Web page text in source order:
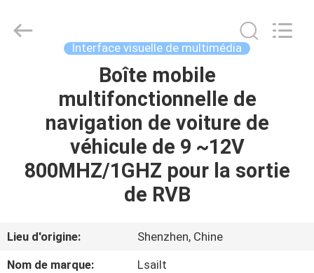
PRODUITS
VIDÉOS
SUJET
DE
Automobile
Electron
Interface visuelle de multimédia
Boîte mobile
multifonctionnelle de
navigation de voiture de
véhicule de 9 ~12V
800MHZ/1GHZ pour la sortie
de RVB
Lieu d'origine:
Shenzhen, Chine
Nom de marque:
Lsailt